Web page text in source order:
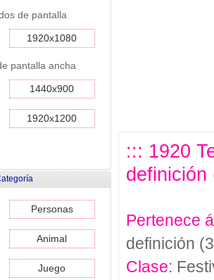
de pantalla
1920x1080
pantalla ancha
1440x900
1920x1200
Personas
Animal
Juego
::: 1920
definición
Pertenece
definición
Clase: